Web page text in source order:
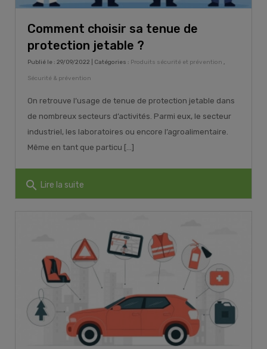
Comment choisir sa tenue de
protection jetable ?
Publié le : 29/09/2022 | Catégories : Produits sécurité et prévention ,
Sécurité & prévention
On retrouve l’usage de tenue de protection jetable dans
de nombreux secteurs d’activités. Parmi eux, le secteur
industriel, les laboratoires ou encore l’agroalimentaire.
Même en tant que particu [...]
search Lire la suite